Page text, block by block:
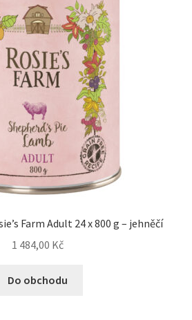
Farm Adult 24 x 800 g – jehněčí
1 484,00 Kč
Do obchodu